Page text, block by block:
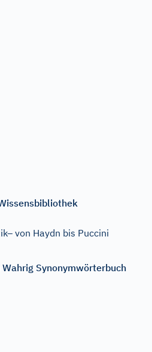
von Haydn bis Puccini
Synonymwörterbuch